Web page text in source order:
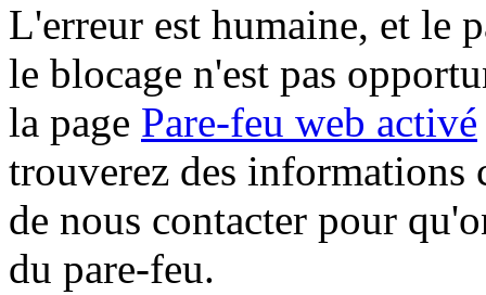
L'erreur est humaine, et le
le blocage n'est pas
la page Pare-feu web activé
trouverez des informations
de nous contacter pour
du pare-feu.